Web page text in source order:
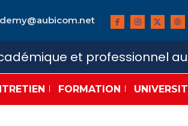
et professionnel au
FORMATION